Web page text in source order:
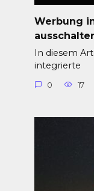
Werbung
In diesem
integrierte
0 17